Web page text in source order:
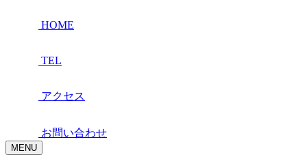
HOME
TEL
アクセス
お問い合わせ
MENU